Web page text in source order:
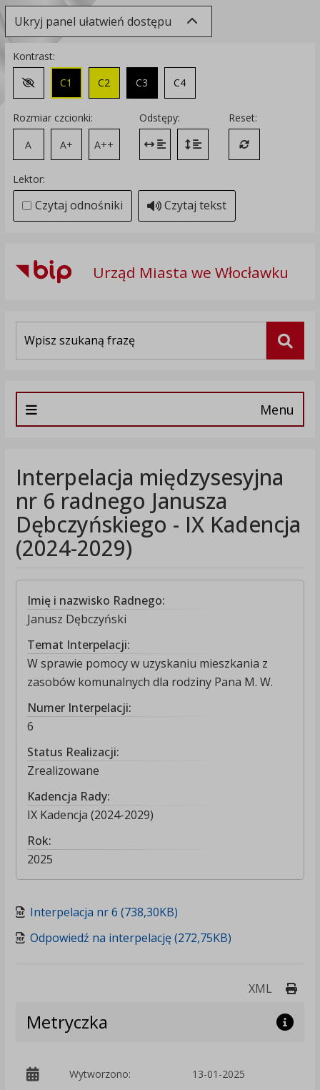
Ukryj panel ułatwień dostępu
Kontrast:
Zmień kontrast na domyślny
C1 C2 C3 C4
Rozmiar czcionki:
A
A+ A++
Odstępy:
Zmień odstęp między literami
Zmień interlinię i margines
Reset:
Przywróć
Lektor:
Czytaj odnośniki Czytaj tekst
Urząd Miasta we Włocławku
Menu
Interpelacja międzysesyjna
nr 6 radnego Janusza
Dębczyńskiego - IX Kadencja
(2024-2029)
Imię i nazwisko Radnego:
Janusz Dębczyński
Temat Interpelacji:
W sprawie pomocy w uzyskaniu mieszkania z
zasobów komunalnych dla rodziny Pana M. W.
Numer Interpelacji:
6
Status Realizacji:
Zrealizowane
Kadencja Rady:
IX Kadencja (2024-2029)
Rok:
2025
Interpelacja nr 6 (738,30KB)
Odpowiedź na interpelację (272,75KB)
XML
Metryczka
Wytworzono: 13-01-2025